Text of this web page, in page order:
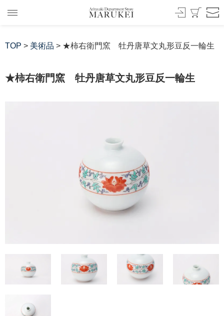
TOP > 美術品 > ★柿右衛門窯 牡丹唐草文丸形豆反一輪生
★柿右衛門窯 牡丹唐草文丸形豆反一輪生